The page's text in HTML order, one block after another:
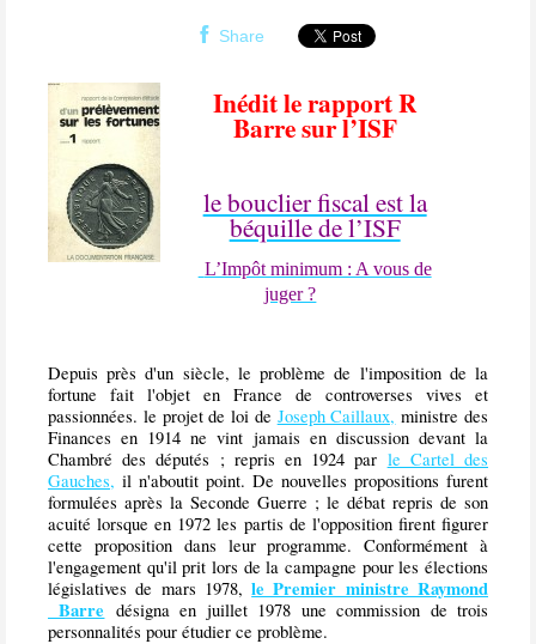
Share
Inédit le rapport R
Barre sur l’ISF
le bouclier fiscal est la
béquille de l’ISF
L’Impôt minimum : A vous de
juger ?
Depuis près d'un siècle, le problème de l'imposition de la
fortune fait l'objet en France de controverses vives et
passionnées. le projet de loi de Joseph Caillaux, ministre des
Finances en 1914 ne vint jamais en discussion devant la
Chambré des députés ; repris en 1924 par le Cartel des
Gauches, il n'aboutit point. De nouvelles propositions furent
formulées après la Seconde Guerre ; le débat repris de son
acuité lorsque en 1972 les partis de l'opposition firent figurer
cette proposition dans leur programme. Conformément à
l'engagement qu'il prit lors de la campagne pour les élections
législatives de mars 1978,le Premier ministre Raymond
Barre désigna en juillet 1978 une commission de trois
personnalités pour étudier ce problème.